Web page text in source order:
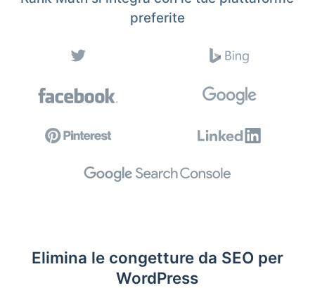
preferite
Elimina le congetture da SEO per
WordPress